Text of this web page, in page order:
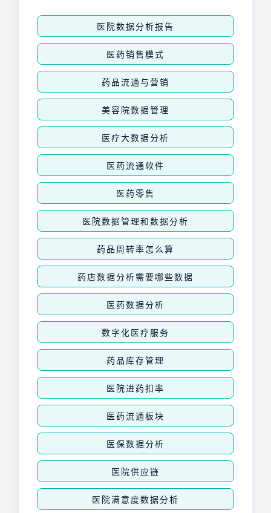
医院数据分析报告
医药销售模式
药品流通与营销
美容院数据管理
医疗大数据分析
医药流通软件
医药零售
医院数据管理和数据分析
药品周转率怎么算
药店数据分析需要哪些数据
医药数据分析
数字化医疗服务
药品库存管理
医院进药扣率
医药流通板块
医保数据分析
医院供应链
医院满意度数据分析